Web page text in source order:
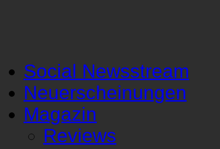
Social Newsstream
Neuerscheinungen
Magazin
Reviews